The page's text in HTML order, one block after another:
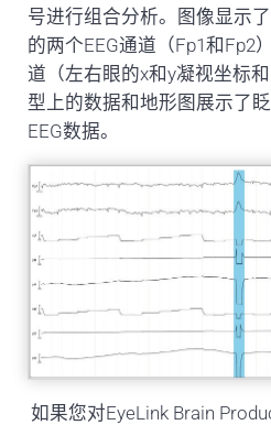
号进行组合分析。图像显示
的两个EEG通道（Fp1和Fp2
道（左右眼的x和y凝视坐标
型上的数据和地形图展示了
EEG数据。
如果您对EyeLink Brain